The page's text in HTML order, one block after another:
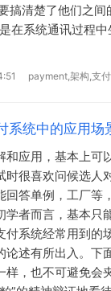
搞清楚了他们之
在系统通讯过程
payment,架构,支付
系统中的应用场
和应用，基本上可
时很喜欢问候选人
回答单例，工厂等
学者而言，基本只
付系统经常用到的
论述有所出入。下
样，也不可避免会